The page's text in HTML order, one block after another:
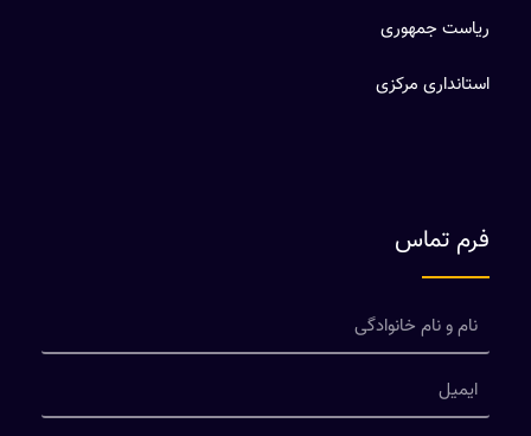
ریاست جمهوری
استانداری مرکزی
فرم تماس